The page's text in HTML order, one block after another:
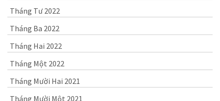
Tháng Tư 2022
Tháng Ba 2022
Tháng Hai 2022
Tháng Một 2022
Tháng Mười Hai 2021
Tháng Mười Một 2021